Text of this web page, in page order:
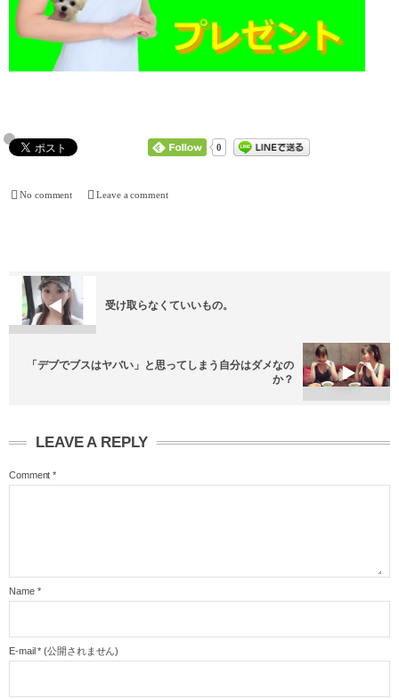
0
No comment Leave a comment
受け取らなくていいもの。
「デブでブスはヤバい」と思ってしまう自分はダメなの
か？
LEAVE A REPLY
Comment *
Name *
E-mail * (公開されません)